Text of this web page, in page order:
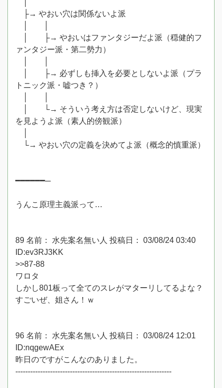
├→ やおい穴は関係ないよ派
│ ├→ やおいはファンタジーだよ派（穏健的フ
ァンタジー派・第二勢力）
│ ├→ 必ずしも挿入を必要としないよ派（プラ
トニック派・嘘つき？）
│ └→ そういう考え方は否定しないけど、現実
を見ようよ派（素人的傍観派）
└→ やおい穴の定義を決めてよ派（概念的慎重派）
━━━━━━─
うんこ原理主義派って…
89 名前： 水先案名無い人 投稿日： 03/08/24 03:40
ID:ev3RJ3KK
>>87-88
ワロタ
しかし801板って全てのスレがマターリしてるよな？
すごいぜ、姐さん！ｗ
96 名前： 水先案名無い人 投稿日： 03/08/24 12:01
ID:nqgewAEx
昨日のですがこんなのありました。
---------------------------------------------------------------